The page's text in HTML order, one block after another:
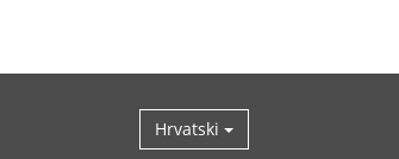
Hrvatski